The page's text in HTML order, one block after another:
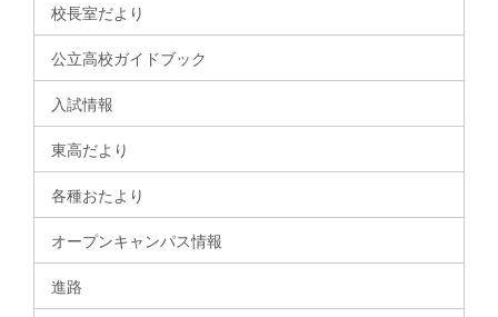
校長室だより
公立高校ガイドブック
入試情報
東高だより
各種おたより
オープンキャンパス情報
進路